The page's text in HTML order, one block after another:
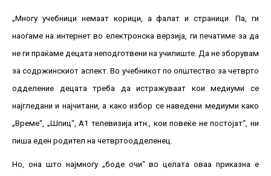
„Многу учебници немаат корици, а фалат и страници. Па, ги
наоѓаме на интернет во електронска верзија, ги печатиме за да
не ги праќаме децата неподготвени на училиште. Да не зборувам
за содржинскиот аспект. Во учебникот по општество за четврто
одделение децата треба да истражуваат кои медиуми се
најгледани и најчитани, а како избор се наведени медиуми како
„Време“, „Шпиц“, А1 телевизија итн., кои повеќе не постојат“, ни
пиша еден родител на четвртоодделенец.
Но, она што најмногу „боде очи“ во целата оваа приказна е